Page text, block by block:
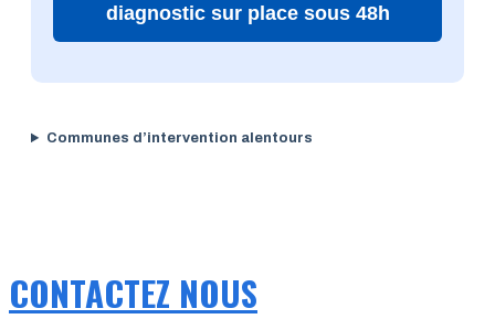
diagnostic sur place sous 48h
Communes d’intervention alentours
CONTACTEZ NOUS